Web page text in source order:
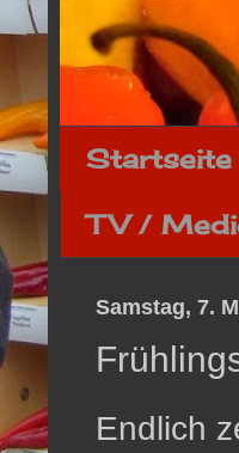
Startseite
TV /
Samstag, 7.
Endlich